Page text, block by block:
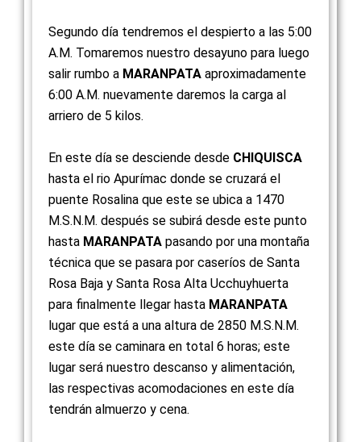
Segundo día tendremos el despierto a las 5:00
A.M. Tomaremos nuestro desayuno para luego
salir rumbo a MARANPATA aproximadamente
6:00 A.M. nuevamente daremos la carga al
arriero de 5 kilos.
En este día se desciende desde CHIQUISCA
hasta el rio Apurímac donde se cruzará el
puente Rosalina que este se ubica a 1470
M.S.N.M. después se subirá desde este punto
hasta MARANPATA pasando por una montaña
técnica que se pasara por caseríos de Santa
Rosa Baja y Santa Rosa Alta Ucchuyhuerta
para finalmente llegar hasta MARANPATA
lugar que está a una altura de 2850 M.S.N.M.
este día se caminara en total 6 horas; este
lugar será nuestro descanso y alimentación,
las respectivas acomodaciones en este día
tendrán almuerzo y cena.